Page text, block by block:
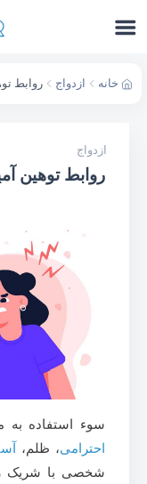
خانه ازدواج روابط
ازدواج
روابط توهین
سوء استفاده به
احترامی، ظلم،
شخصی با شریک